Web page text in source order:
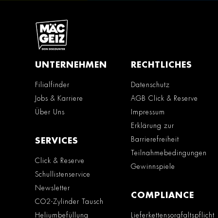
UNTERNEHMEN
Filialfinder
Jobs & Karriere
Über Uns
SERVICES
Click & Reserve
Schullistenservice
Newsletter
CO2-Zylinder Tausch
Heliumbefüllung
RECHTLICHES
Datenschutz
AGB Click & Reserve
Impressum
Erklärung zur
Barrierefreiheit
Teilnahmebedingungen
Gewinnspiele
COMPLIANCE
Lieferkettensorgfaltspflicht